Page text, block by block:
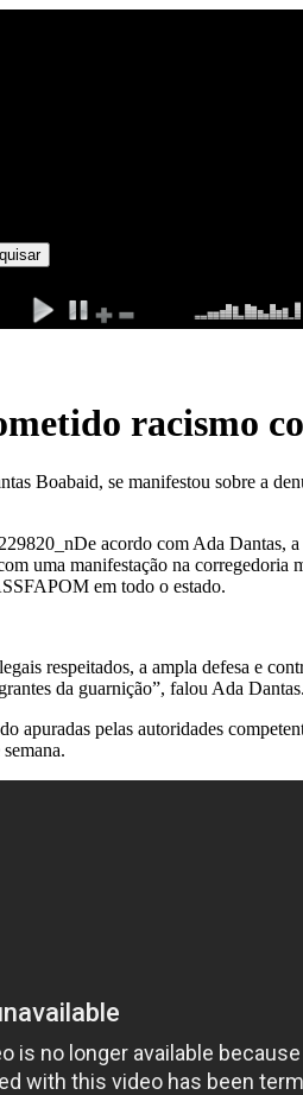
racismo
Boabaid, se manifestou sobre a
De acordo com Ada Dantas,
uma manifestação na
em todo o estado.
respeitados, a ampla defesa e
da guarnição”, falou Ada
apuradas pelas autoridades